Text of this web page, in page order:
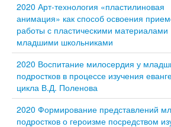
2020 Арт-технология «пластилиновая
анимация» как способ освоения
работы с пластическими материалами
младшими школьниками
2020 Воспитание милосердия у
подростков в процессе изучения
цикла В.Д. Поленова
2020 Формирование представлений
подростков о героизме посредством